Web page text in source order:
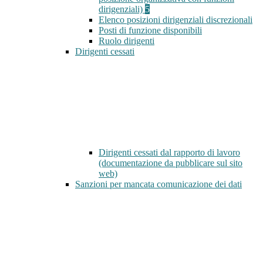
dirigenziali) 5
Elenco posizioni dirigenziali discrezionali
Posti di funzione disponibili
Ruolo dirigenti
Dirigenti cessati
Dirigenti cessati dal rapporto di lavoro
(documentazione da pubblicare sul sito
web)
Sanzioni per mancata comunicazione dei dati